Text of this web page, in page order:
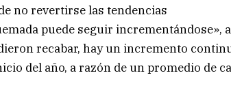
no revertirse las tendencias
puede seguir incrementándose»,
recabar, hay un incremento
del año, a razón de un promedio de